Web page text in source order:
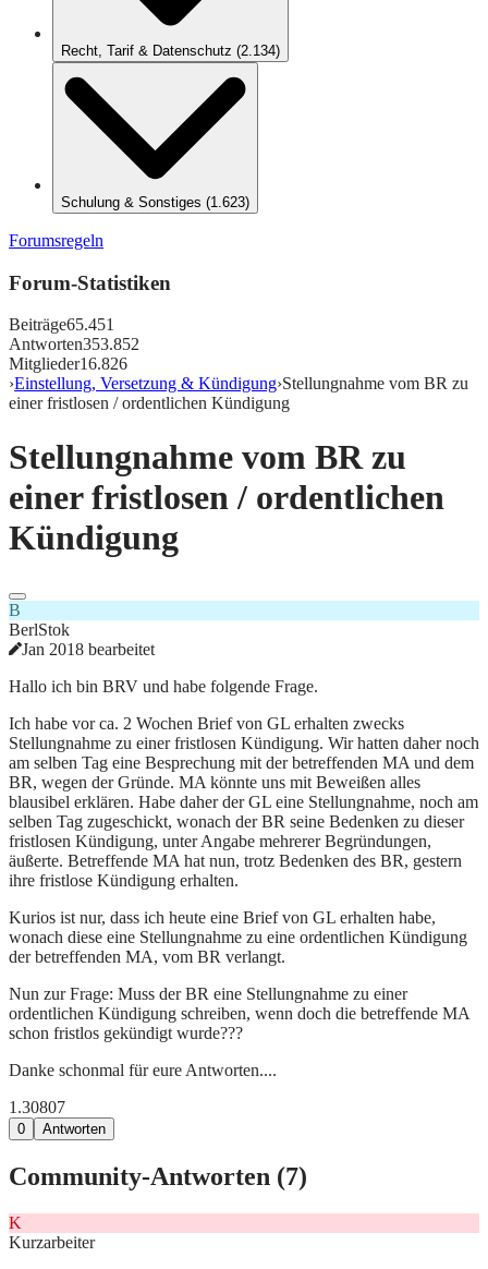
Recht, Tarif & Datenschutz (2.134)
Schulung & Sonstiges (1.623)
Forumsregeln
Forum-Statistiken
Beiträge65.451
Antworten353.852
Mitglieder16.826
›Einstellung, Versetzung & Kündigung›Stellungnahme vom BR zu
einer fristlosen / ordentlichen Kündigung
Stellungnahme vom BR zu
einer fristlosen / ordentlichen
Kündigung
B
BerlStok
Jan 2018 bearbeitet
Hallo ich bin BRV und habe folgende Frage.
Ich habe vor ca. 2 Wochen Brief von GL erhalten zwecks
Stellungnahme zu einer fristlosen Kündigung. Wir hatten daher noch
am selben Tag eine Besprechung mit der betreffenden MA und dem
BR, wegen der Gründe. MA könnte uns mit Beweißen alles
blausibel erklären. Habe daher der GL eine Stellungnahme, noch am
selben Tag zugeschickt, wonach der BR seine Bedenken zu dieser
fristlosen Kündigung, unter Angabe mehrerer Begründungen,
äußerte. Betreffende MA hat nun, trotz Bedenken des BR, gestern
ihre fristlose Kündigung erhalten.
Kurios ist nur, dass ich heute eine Brief von GL erhalten habe,
wonach diese eine Stellungnahme zu eine ordentlichen Kündigung
der betreffenden MA, vom BR verlangt.
Nun zur Frage: Muss der BR eine Stellungnahme zu einer
ordentlichen Kündigung schreiben, wenn doch die betreffende MA
schon fristlos gekündigt wurde???
Danke schonmal für eure Antworten....
1.30807
0 Antworten
Community-Antworten (7)
K
Kurzarbeiter